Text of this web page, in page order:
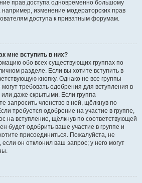
прав доступа одновременно большому
например, изменение модераторских прав
доступа к приватным форумам.
мне вступить в них?
обо всех существующих группах по
разделе. Если вы хотите вступить в
кнопку. Однако не все группы
требовать одобрения для вступления в
даже скрытыми. Если группа
запросить членство в ней, щёлкнув по
требуется одобрение на участие в группе,
на вступление, щёлкнув по соответствующей
будет одобрить ваше участие в группе и
присоединиться. Пожалуйста, не
он отклонил ваш запрос; у него могут